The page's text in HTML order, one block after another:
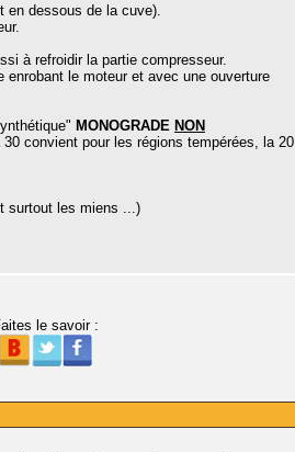
en dessous de la cuve).
à refroidir la partie compresseur.
le moteur et avec une ouverture
MONOGRADE NON
convient pour les régions tempérées, la 20
surtout les miens ...)
le savoir :